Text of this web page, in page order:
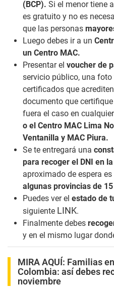
(BCP). Si el menor tiene
es gratuito y no es
que las personas
Luego debes ir a un
un Centro MAC.
Presentar el voucher de
servicio público, una
certificados que
documento que
fuera el caso en cualquier
o el Centro MAC Lima
Ventanilla y MAC Piura.
Se te entregará una
para recoger el DNI en
aproximado de espera es
algunas provincias de
Puedes ver el estado de
siguiente LINK.
Finalmente debes
y en el mismo lugar
MIRA AQUÍ: Familias
Colombia: así debes
noviembre